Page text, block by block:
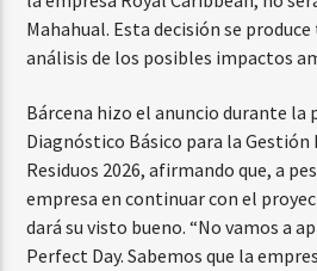
Mahahual. Esta decisión se
análisis de los posibles impactos
Bárcena hizo el anuncio durante la
Diagnóstico Básico para la
Residuos 2026, afirmando que, a
empresa en continuar con el
dará su visto bueno. “No vamos a
Perfect Day. Sabemos que la